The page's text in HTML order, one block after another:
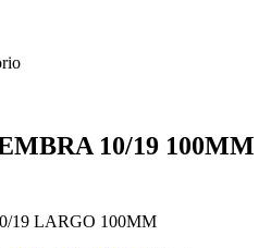
10/19 100MM
19 LARGO 100MM